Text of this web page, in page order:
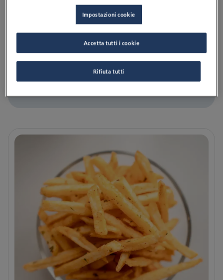
Regali di Natale 2025 per foodie: la guida
definitiva per non sbagliare con chi sa tutto di
cibo
Impostazioni cookie
Rifiuta tutti
Accetta tutti i cookie